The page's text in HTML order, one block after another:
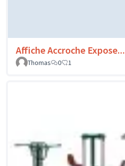
Affiche Accroche Expose...
Thomas
0 1